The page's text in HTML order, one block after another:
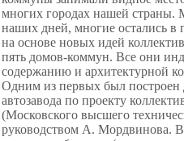
многих городах нашей страны.
наших дней, многие остались
на основе новых идей
пять домов-коммун. Все они
содержанию и архитектурной
Одним из первых был
автозавода по проекту
(Московского высшего
руководством А. Мордвинова.